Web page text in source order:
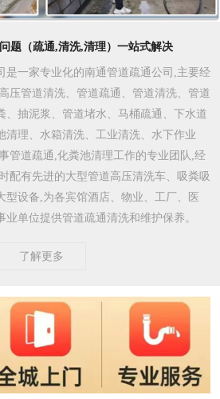
题（疏通,清洗,清理）一站式解决
是一家专业化的南通管道疏通公司,主要经
压管道清洗、管道疏通、管道清洗、管道
、抽泥浆、管道堵水、马桶疏通、下水道
清理、水箱清洗、工业清洗、水下作业
管道疏通,化粪池清理工作的专业团队,经
配有先进的大型管道高压清洗车、吸粪吸
型设备,为各宾馆酒店、物业、工厂、医
单位提供管道疏通清洗和维护保养。
了解更多